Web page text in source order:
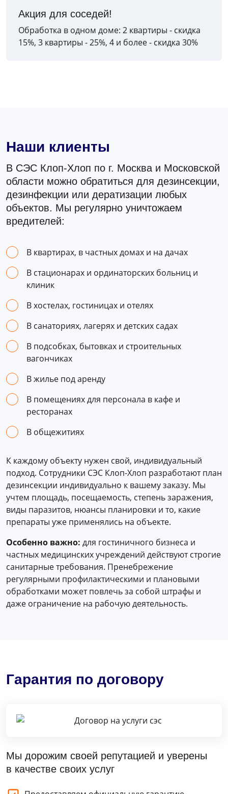
Акция для соседей!
Обработка в одном доме: 2 квартиры - скидка
15%, 3 квартиры - 25%, 4 и более - скидка 30%
Наши клиенты
В СЭС Клоп-Хлоп по г. Москва и Московской
области можно обратиться для дезинсекции,
дезинфекции или дератизации любых
объектов. Мы регулярно уничтожаем
вредителей:
В квартирах, в частных домах и на дачах
В стационарах и ординаторских больниц и
клиник
В хостелах, гостиницах и отелях
В санаториях, лагерях и детских садах
В подсобках, бытовках и строительных
вагончиках
В жилье под аренду
В помещениях для персонала в кафе и
ресторанах
В общежитиях
К каждому объекту нужен свой, индивидуальный
подход. Сотрудники СЭС Клоп-Хлоп разработают план
дезинсекции индивидуально к вашему заказу. Мы
учтем площадь, посещаемость, степень заражения,
виды паразитов, нюансы планировки и то, какие
препараты уже применялись на объекте.
Особенно важно: для гостиничного бизнеса и
частных медицинских учреждений действуют строгие
санитарные требования. Пренебрежение
регулярными профилактическими и плановыми
обработками может повлечь за собой штрафы и
даже ограничение на рабочую деятельность.
Гарантия по договору
Мы дорожим своей репутацией и уверены
в качестве своих услуг